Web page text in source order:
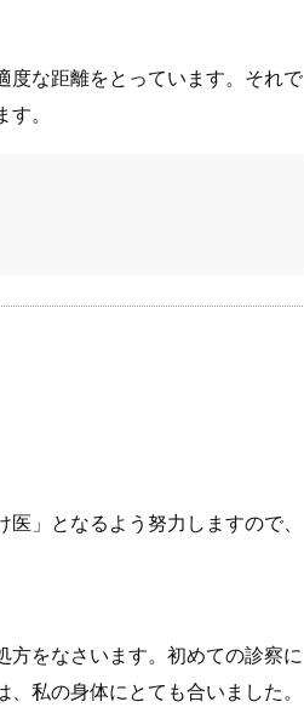
度な距離をとっています。それで
。
」となるよう努力しますので、
方をなさいます。初めての診察に
私の身体にとても合いました。